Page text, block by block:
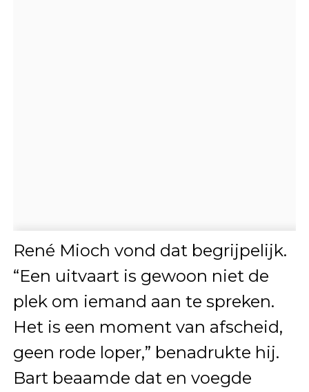
René Mioch vond dat begrijpelijk.
“Een uitvaart is gewoon niet de
plek om iemand aan te spreken.
Het is een moment van afscheid,
geen rode loper,” benadrukte hij.
Bart beaamde dat en voegde